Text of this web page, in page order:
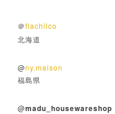
＠flachilco
北海道
@ny.maison
福島県
@madu_housewareshop